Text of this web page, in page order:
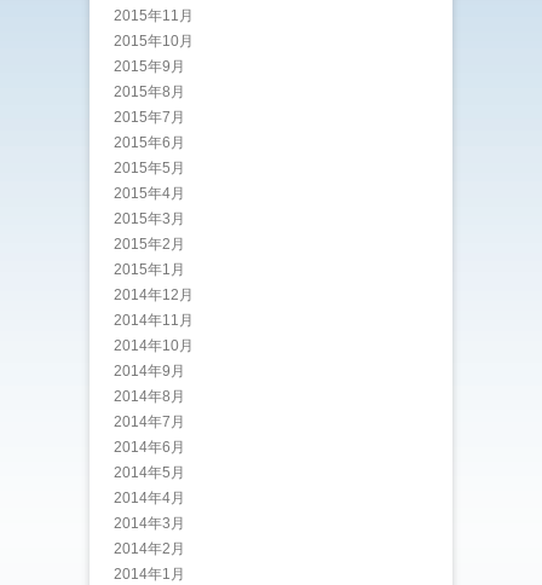
2015年11月
2015年10月
2015年9月
2015年8月
2015年7月
2015年6月
2015年5月
2015年4月
2015年3月
2015年2月
2015年1月
2014年12月
2014年11月
2014年10月
2014年9月
2014年8月
2014年7月
2014年6月
2014年5月
2014年4月
2014年3月
2014年2月
2014年1月